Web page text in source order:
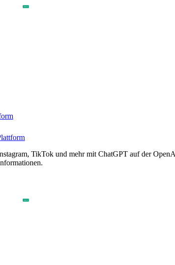
TikTok und mehr mit ChatGPT auf der